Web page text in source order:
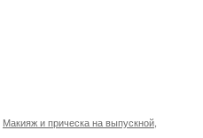
Макияж и прическа на выпускной,